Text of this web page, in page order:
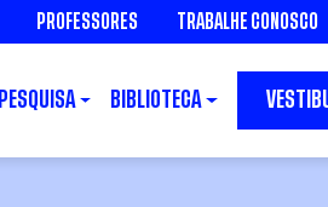
PROFESSORES TRABALHE CONOSCO
PESQUISA BIBLIOTECA